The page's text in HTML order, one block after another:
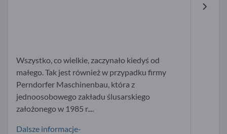
Wszystko, co wielkie, zaczynało kiedyś od
małego. Tak jest również w przypadku firmy
Perndorfer Maschinenbau, która z
jednoosobowego zakładu ślusarskiego
założonego w 1985 r....
Dalsze informacje-